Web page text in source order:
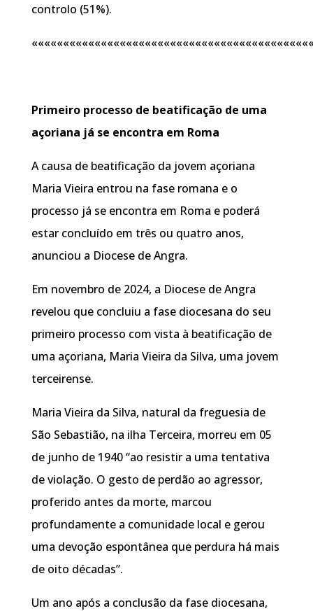
controlo (51%).
Primeiro processo de beatificação de uma
açoriana já se encontra em Roma
A causa de beatificação da jovem açoriana
Maria Vieira entrou na fase romana e o
processo já se encontra em Roma e poderá
estar concluído em três ou quatro anos,
anunciou a Diocese de Angra.
Em novembro de 2024, a Diocese de Angra
revelou que concluiu a fase diocesana do seu
primeiro processo com vista à beatificação de
uma açoriana, Maria Vieira da Silva, uma jovem
terceirense.
Maria Vieira da Silva, natural da freguesia de
São Sebastião, na ilha Terceira, morreu em 05
de junho de 1940 “ao resistir a uma tentativa
de violação. O gesto de perdão ao agressor,
proferido antes da morte, marcou
profundamente a comunidade local e gerou
uma devoção espontânea que perdura há mais
de oito décadas”.
Um ano após a conclusão da fase diocesana,